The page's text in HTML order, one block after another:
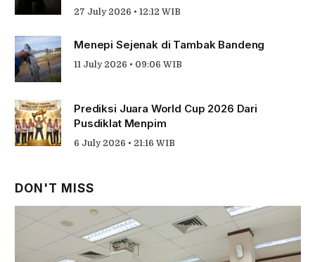
27 July 2026 • 12:12 WIB
Menepi Sejenak di Tambak Bandeng
11 July 2026 • 09:06 WIB
Prediksi Juara World Cup 2026 Dari
Pusdiklat Menpim
6 July 2026 • 21:16 WIB
DON'T MISS